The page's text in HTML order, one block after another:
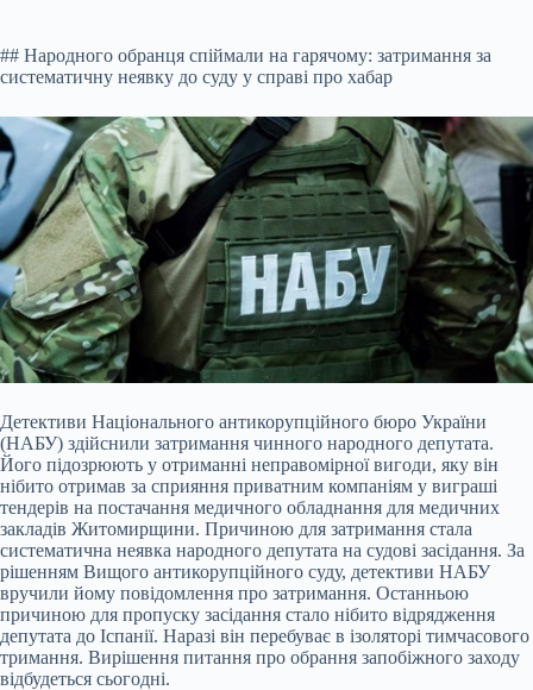
## Народного обранця спіймали на гарячому: затримання за
систематичну неявку до суду у справі про хабар
Детективи Національного антикорупційного бюро України
(НАБУ) здійснили затримання чинного народного депутата.
Його підозрюють у отриманні неправомірної вигоди, яку він
нібито отримав за сприяння приватним компаніям у виграші
тендерів на постачання медичного обладнання для медичних
закладів Житомирщини. Причиною для затримання стала
систематична неявка народного депутата на судові засідання. За
рішенням Вищого антикорупційного суду, детективи НАБУ
вручили йому повідомлення про затримання. Останньою
причиною для пропуску засідання стало нібито відрядження
депутата до Іспанії. Наразі він перебуває в ізоляторі тимчасового
тримання. Вирішення питання про обрання запобіжного заходу
відбудеться сьогодні.